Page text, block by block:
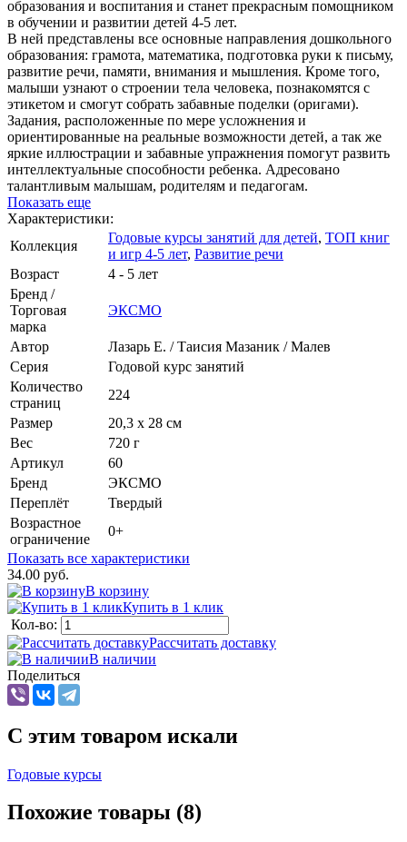
образования и воспитания и станет прекрасным помощником
в обучении и развитии детей 4-5 лет.
В ней представлены все основные направления дошкольного
образования: грамота, математика, подготовка руки к письму,
развитие речи, памяти, внимания и мышления. Кроме того,
малыши узнают о строении тела человека, познакомятся с
этикетом и смогут собрать забавные поделки (оригами).
Задания, расположенные по мере усложнения и
ориентированные на реальные возможности детей, а так же
яркие иллюстрации и забавные упражнения помогут развить
интеллектуальные способности ребенка. Адресовано
талантливым малышам, родителям и педагогам.
Показать еще
Характеристики:
Коллекция
Годовые курсы занятий для детей, ТОП книг
и игр 4-5 лет, Развитие речи
Возраст
4 - 5 лет
Бренд /
Торговая
марка
ЭКСМО
Автор
Лазарь Е. / Таисия Мазаник / Малев
Серия
Годовой курс занятий
Количество
страниц
224
Размер
20,3 х 28 см
Вес
720 г
Артикул
60
Бренд
ЭКСМО
Переплёт
Твердый
Возрастное
ограничение
0+
Показать все характеристики
34.00 руб.
В корзину
Купить в 1 клик
Кол-во:
Рассчитать доставку
В наличии
Поделиться
C этим товаром искали
Годовые курсы
Похожие товары (8)